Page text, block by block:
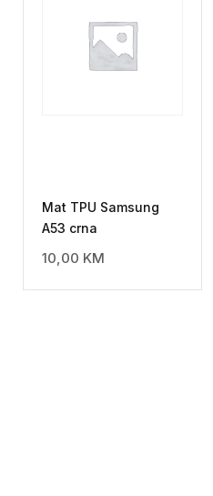
Mat TPU Samsung
A53 crna
10,00 KM